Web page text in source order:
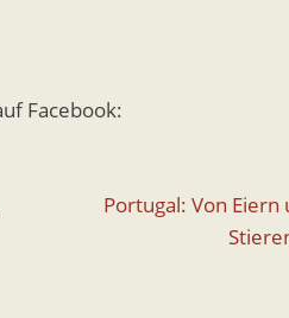
Facebook:
Portugal: Von Eiern